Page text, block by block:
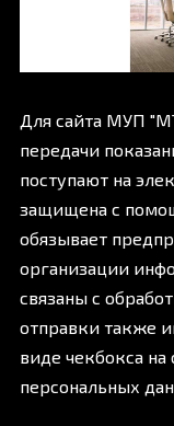
Для сайта МУП
передачи
поступают на
защищена с
обязывает
организации
связаны с
отправки также
виде чекбокса на
персональных